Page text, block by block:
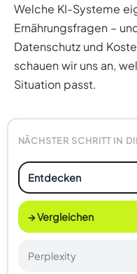
Welche KI-Systeme
Ernährungsfragen –
Datenschutz und
schauen wir uns an,
Situation passt.
NÄCHSTER SCHRITT IN
Entdecken
→ Vergleichen
Perplexity